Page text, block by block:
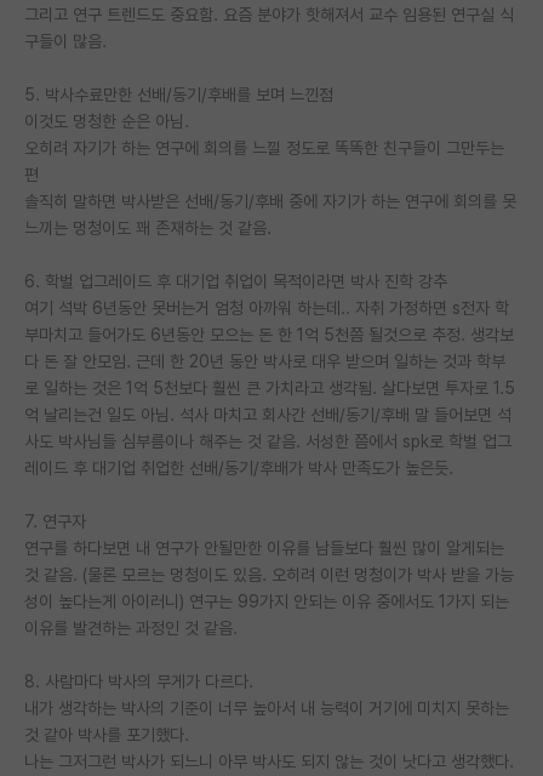
그리고 연구 트렌드도 중요함. 요즘 분야가 핫해져서 교수 임용된 연구실 식
구들이 많음.
5. 박사수료만한 선배/동기/후배를 보며 느낀점
이것도 멍청한 순은 아님.
오히려 자기가 하는 연구에 회의를 느낄 정도로 똑똑한 친구들이 그만두는
편
솔직히 말하면 박사받은 선배/동기/후배 중에 자기가 하는 연구에 회의를 못
느끼는 멍청이도 꽤 존재하는 것 같음.
6. 학벌 업그레이드 후 대기업 취업이 목적이라면 박사 진학 강추
여기 석박 6년동안 못버는거 엄청 아까워 하는데.. 자취 가정하면 s전자 학
부마치고 들어가도 6년동안 모으는 돈 한 1억 5천쯤 될것으로 추정. 생각보
다 돈 잘 안모임. 근데 한 20년 동안 박사로 대우 받으며 일하는 것과 학부
로 일하는 것은 1억 5천보다 훨씬 큰 가치라고 생각됨. 살다보면 투자로 1.5
억 날리는건 일도 아님. 석사 마치고 회사간 선배/동기/후배 말 들어보면 석
사도 박사님들 심부름이나 해주는 것 같음. 서성한 쯤에서 spk로 학벌 업그
레이드 후 대기업 취업한 선배/동기/후배가 박사 만족도가 높은듯.
7. 연구자
연구를 하다보면 내 연구가 안될만한 이유를 남들보다 훨씬 많이 알게되는
것 같음. (물론 모르는 멍청이도 있음. 오히려 이런 멍청이가 박사 받을 가능
성이 높다는게 아이러니) 연구는 99가지 안되는 이유 중에서도 1가지 되는
이유를 발견하는 과정인 것 같음.
8. 사람마다 박사의 무게가 다르다.
내가 생각하는 박사의 기준이 너무 높아서 내 능력이 거기에 미치지 못하는
것 같아 박사를 포기했다.
나는 그저그런 박사가 되느니 아무 박사도 되지 않는 것이 낫다고 생각했다.